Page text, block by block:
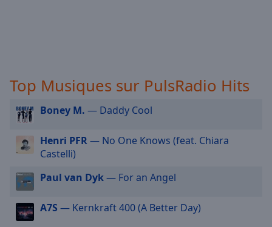
This
modal
window.
dialog
window.
Escape
Top Musiques sur PulsRadio Hits
Boney M. — Daddy Cool
Henri PFR— No One Knows (feat. Chiara
Castelli)
Paul van Dyk— For an Angel
A7S — Kernkraft 400 (A Better Day)